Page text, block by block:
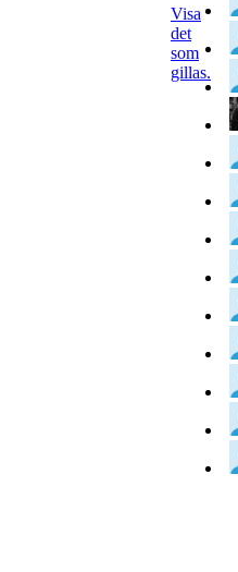
Visa
det
som
gillas.